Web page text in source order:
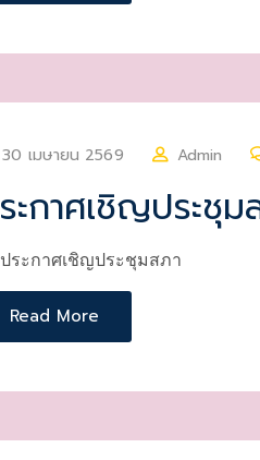
P30 เมษายน 2569 Admin
ะกาศเชิญประชุม
ระกาศเชิญประชุมสภา
Read More